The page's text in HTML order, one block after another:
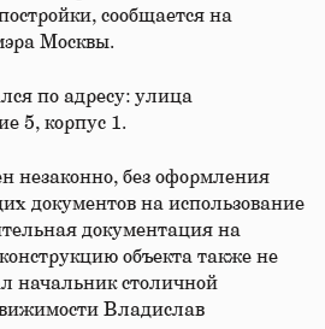
сообщается на
Москвы.
по адресу: улица
5, корпус 1.
незаконно, без оформления
документов на использование
документация на
объекта также не
начальник столичной
Владислав